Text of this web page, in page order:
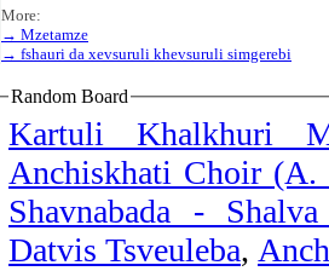
More:
→ Mzetamze
→ fshauri da xevsuruli khevsuruli simgerebi
Random Board
Kartuli Khalkhuri
Anchiskhati Choir
Shavnabada -
Datvis Tsveuleba,